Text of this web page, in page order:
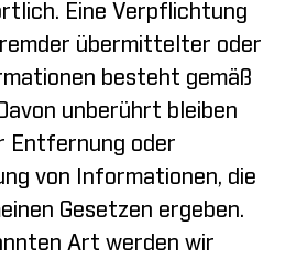
Eine Verpflichtung
übermittelter oder
besteht gemäß
unberührt bleiben
Entfernung oder
von Informationen, die
Gesetzen ergeben.
Art werden wir